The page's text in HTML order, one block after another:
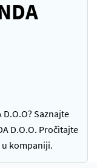
Saznajte
D.O.O. Pročitajte
u kompaniji.